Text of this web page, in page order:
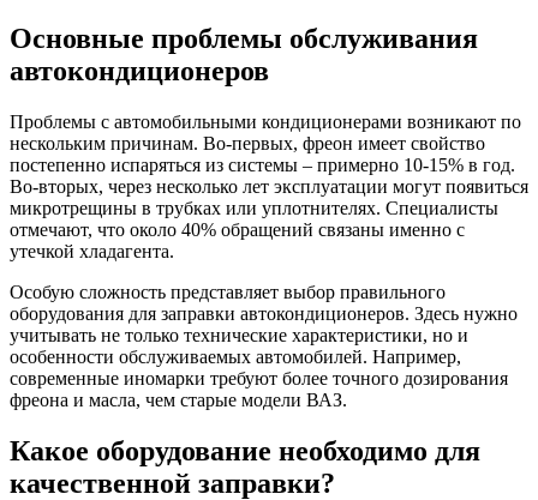
Основные проблемы обслуживания
автокондиционеров
Проблемы с автомобильными кондиционерами возникают по
нескольким причинам. Во-первых, фреон имеет свойство
постепенно испаряться из системы – примерно 10-15% в год.
Во-вторых, через несколько лет эксплуатации могут появиться
микротрещины в трубках или уплотнителях. Специалисты
отмечают, что около 40% обращений связаны именно с
утечкой хладагента.
Особую сложность представляет выбор правильного
оборудования для заправки автокондиционеров. Здесь нужно
учитывать не только технические характеристики, но и
особенности обслуживаемых автомобилей. Например,
современные иномарки требуют более точного дозирования
фреона и масла, чем старые модели ВАЗ.
Какое оборудование необходимо для
качественной заправки?